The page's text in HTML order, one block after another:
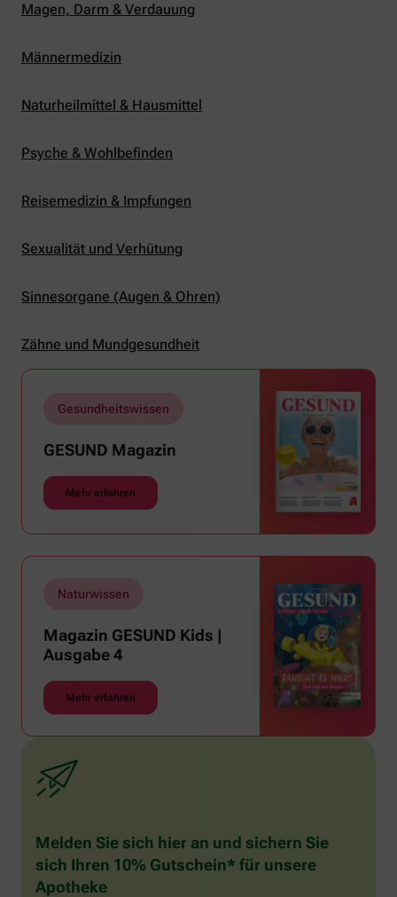
Magen, Darm & Verdauung
Männermedizin
Naturheilmittel & Hausmittel
Psyche & Wohlbefinden
Reisemedizin & Impfungen
Sexualität und Verhütung
Sinnesorgane (Augen & Ohren)
Zähne und Mundgesundheit
Gesundheitswissen
GESUND Magazin
Mehr erfahren
Naturwissen
Magazin GESUND Kids |
Ausgabe 4
Mehr erfahren
Melden Sie sich hier an und sichern Sie
sich Ihren 10% Gutschein* für unsere
Apotheke